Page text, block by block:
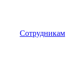
Сотрудникам